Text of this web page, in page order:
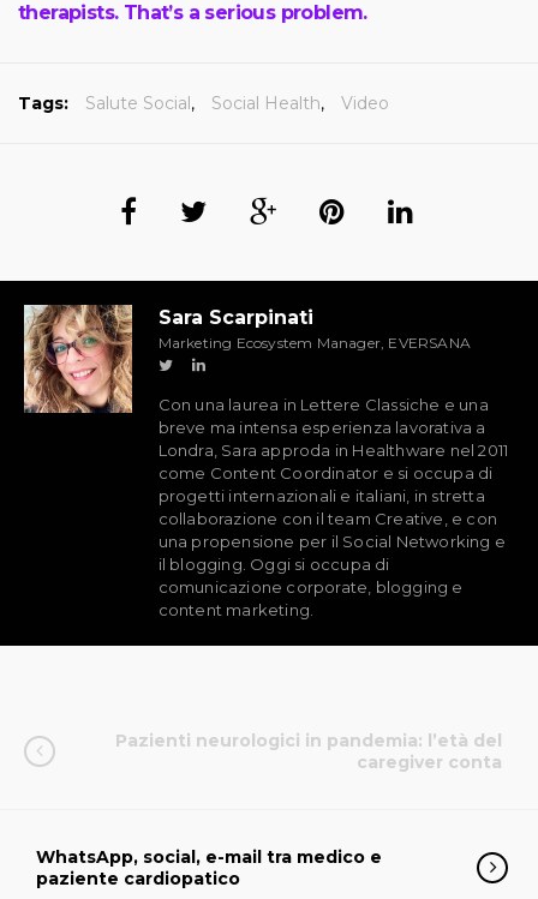
therapists. That’s a serious problem.
Tags: Salute Social, Social Health, Video
Sara Scarpinati
Marketing Ecosystem Manager, EVERSANA
Con una laurea in Lettere Classiche e una
breve ma intensa esperienza lavorativa a
Londra, Sara approda in Healthware nel 2011
come Content Coordinator e si occupa di
progetti internazionali e italiani, in stretta
collaborazione con il team Creative, e con
una propensione per il Social Networking e
il blogging. Oggi si occupa di
comunicazione corporate, blogging e
content marketing.
Pazienti neurologici in pandemia: l’età del
caregiver conta
WhatsApp, social, e-mail tra medico e
paziente cardiopatico